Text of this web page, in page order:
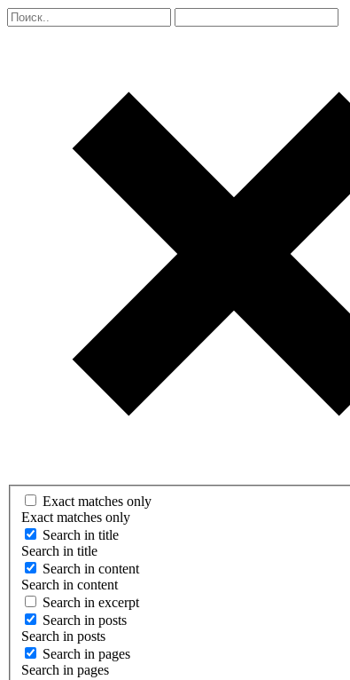
Exact matches only
Exact matches only
Search in title
Search in title
Search in content
Search in content
Search in excerpt
Search in posts
Search in posts
Search in pages
Search in pages